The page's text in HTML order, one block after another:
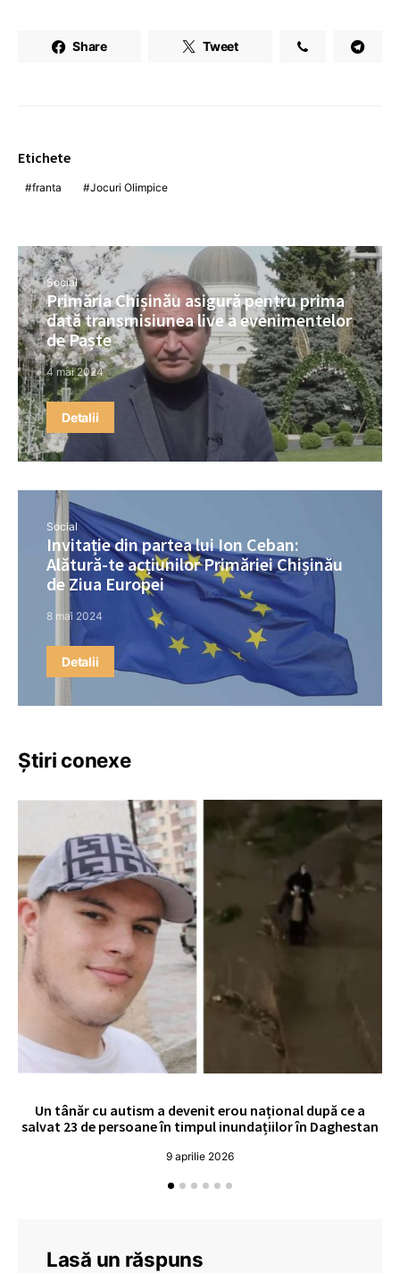
Share Tweet
Etichete
franta Jocuri Olimpice
Social
Primăria Chișinău asigură pentru prima
dată transmisiunea live a evenimentelor
de Paște
4 mai 2024
Detalii
Social
Invitație din partea lui Ion Ceban:
Alătură-te acțiunilor Primăriei Chișinău
de Ziua Europei
8 mai 2024
Detalii
Știri conexe
Un tânăr cu autism a devenit erou național după ce a
salvat 23 de persoane în timpul inundațiilor în Daghestan
9 aprilie 2026
Lasă un răspuns